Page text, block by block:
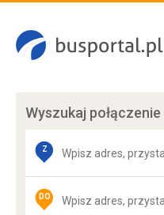
Wyszukaj połączenie
Z
DO